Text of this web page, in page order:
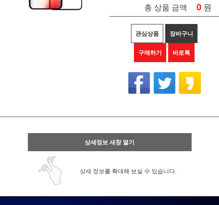
총 상품 금액 0 원
관심상품 장바구니
구매하기 바로톡
상세정보 새창 열기
상세 정보를 확대해 보실 수 있습니다.